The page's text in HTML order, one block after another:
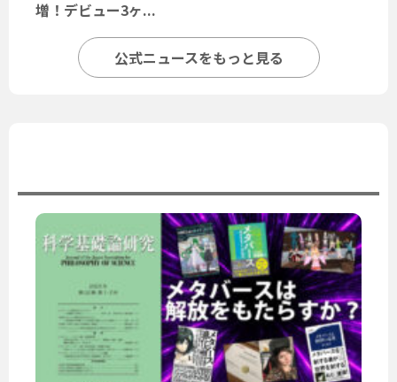
増！デビュー3ヶ...
公式ニュースをもっと見る